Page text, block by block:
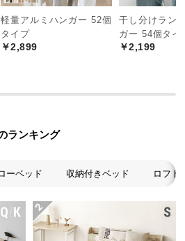
軽量アルミハンガー 52個
タイプ
￥2,899
干し分けラン
ガー 54個タイ
￥2,199
ランキング
ーベッド 収納付きベッド ロフト